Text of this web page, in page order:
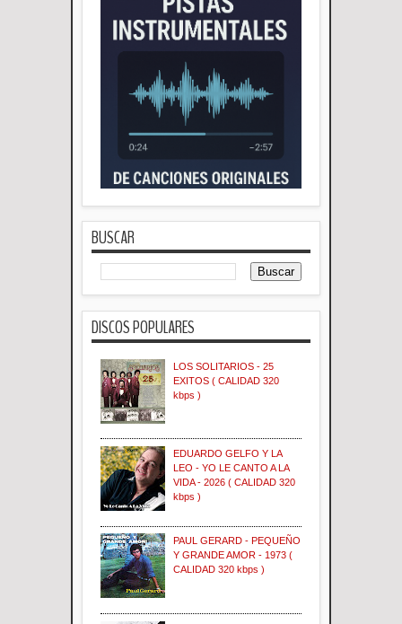
BUSCAR
DISCOS POPULARES
LOS SOLITARIOS - 25
EXITOS ( CALIDAD 320
kbps )
EDUARDO GELFO Y LA
LEO - YO LE CANTO A LA
VIDA - 2026 ( CALIDAD 320
kbps )
PAUL GERARD - PEQUEÑO
Y GRANDE AMOR - 1973 (
CALIDAD 320 kbps )